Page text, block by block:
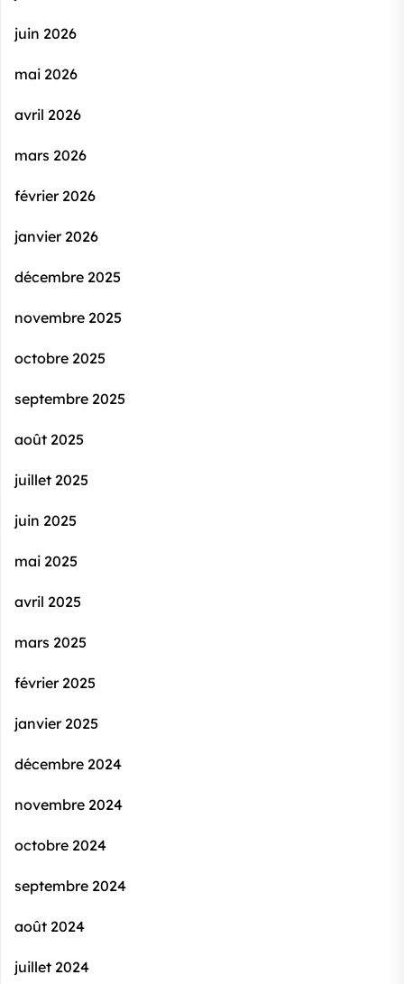
juin 2026
mai 2026
avril 2026
mars 2026
février 2026
janvier 2026
décembre 2025
novembre 2025
octobre 2025
septembre 2025
août 2025
juillet 2025
juin 2025
mai 2025
avril 2025
mars 2025
février 2025
janvier 2025
décembre 2024
novembre 2024
octobre 2024
septembre 2024
août 2024
juillet 2024